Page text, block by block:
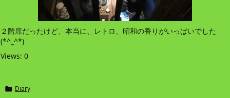
２階席だったけど、本当に、レトロ、昭和の香りがいっぱいでした
(*^_^*)
Views: 0
 Diary